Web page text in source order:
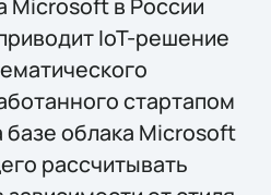
Microsoft в России
IoT-решение
стартапом
базе облака Microsoft
рассчитывать